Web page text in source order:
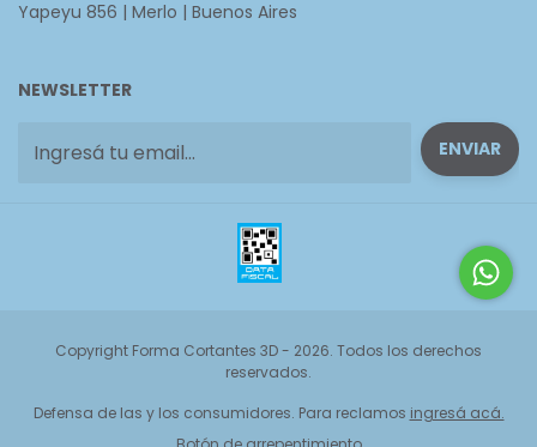
Yapeyu 856 | Merlo | Buenos Aires
NEWSLETTER
Copyright Forma Cortantes 3D - 2026. Todos los derechos
reservados.
Defensa de las y los consumidores. Para reclamos ingresá acá.